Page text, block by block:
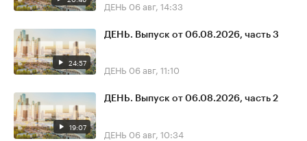
ДЕНЬ 06 авг, 14:33
24:57
ДЕНЬ. Выпуск от 06.08.2026, часть 3
ДЕНЬ 06 авг, 11:10
19:07
ДЕНЬ. Выпуск от 06.08.2026, часть 2
ДЕНЬ 06 авг, 10:34